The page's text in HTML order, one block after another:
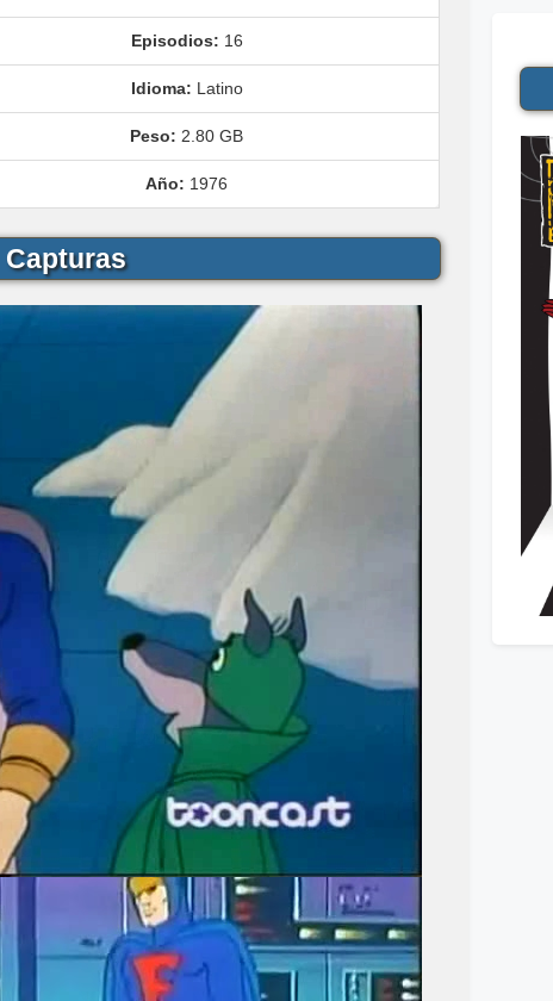
Episodios: 16
Idioma: Latino
Peso: 2.80 GB
Año: 1976
Capturas